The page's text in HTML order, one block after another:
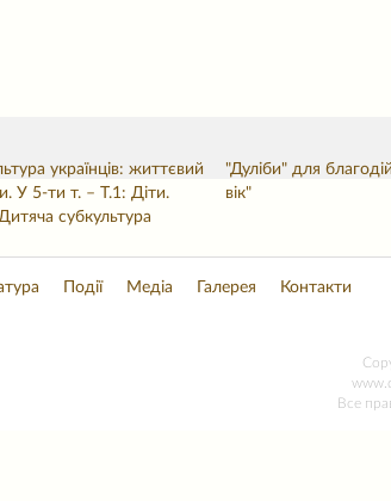
українців: життєвий
У 5-ти т. – Т.1: Діти.
субкультура
"Дуліби" для
вік"
Події Медіа Галерея Контакти
Все